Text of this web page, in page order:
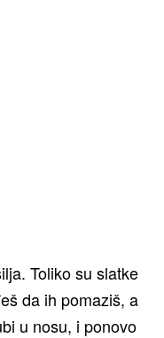
Toliko su slatke
da ih pomaziš, a
u nosu, i ponovo